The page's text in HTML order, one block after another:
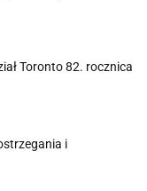
Toronto 82. rocznica
i